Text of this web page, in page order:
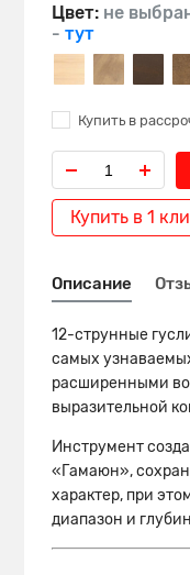
Цвет: не
-тут
Купить в
Купить в 1
Описание
12-струнные
самых
расширенными
выразительной
Инструмент
«Гамаюн»,
характер, при
диапазон и